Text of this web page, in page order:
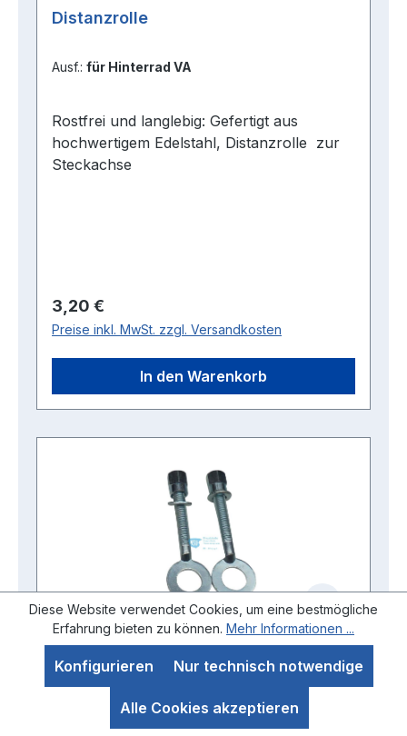
Distanzrolle
Ausf.: für Hinterrad VA
Rostfrei und langlebig: Gefertigt aus
hochwertigem Edelstahl, Distanzrolle zur
Steckachse
Regulärer Preis:
3,20 €
Preise inkl. MwSt. zzgl. Versandkosten
In den Warenkorb
Kettenspanner N,S,L,N23,S23 - Paar
Diese Website verwendet Cookies, um eine bestmögliche
Erfahrung bieten zu können. Mehr Informationen ...
Nur technisch notwendige
Konfigurieren
Alle Cookies akzeptieren